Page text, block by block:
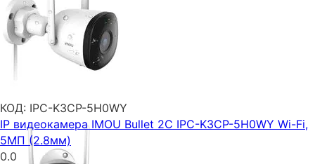
КОД: IPC-K3CP-5H0WY
IP видеокамера IMOU Bullet 2C IPC-K3CP-5H0WY Wi-Fi,
5МП (2.8мм)
0.0